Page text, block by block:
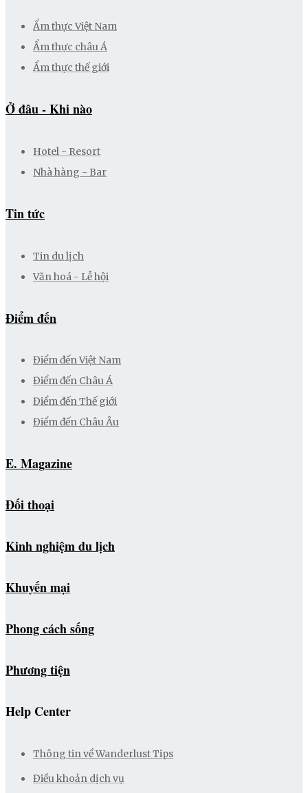
Ẩm thực Việt Nam
Ẩm thực châu Á
Ẩm thực thế giới
Ở đâu - Khi nào
Hotel - Resort
Nhà hàng - Bar
Tin tức
Tin du lịch
Văn hoá - Lễ hội
Điểm đến
Điểm đến Việt Nam
Điểm đến Châu Á
Điểm đến Thế giới
Điểm đến Châu Âu
E. Magazine
Đối thoại
Kinh nghiệm du lịch
Khuyến mại
Phong cách sống
Phương tiện
Help Center
Thông tin về Wanderlust Tips
Điều khoản dịch vụ